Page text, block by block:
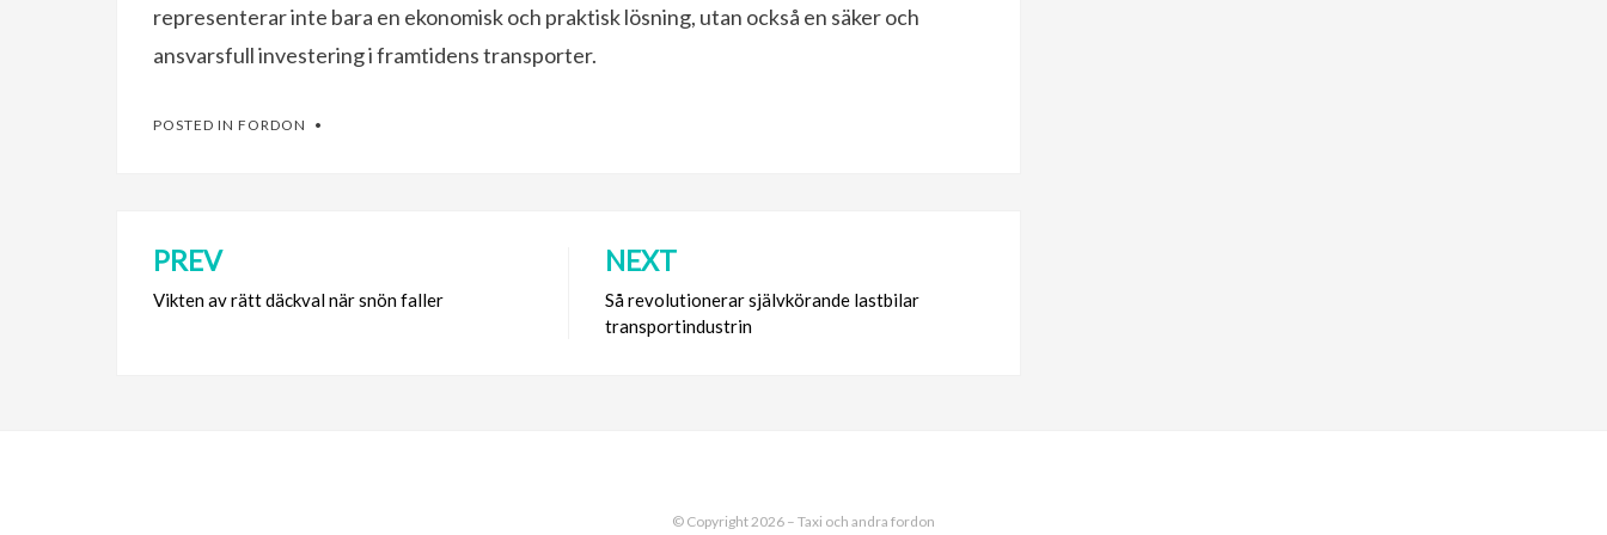
representerar inte bara en ekonomisk och praktisk lösning, utan också en säker och
ansvarsfull investering i framtidens transporter.
POSTED IN FORDON
Inläggsnavigering
PREV
Vikten av rätt däckval när snön faller
NEXT
Så revolutionerar självkörande lastbilar
transportindustrin
© Copyright 2026 – Taxi och andra fordon